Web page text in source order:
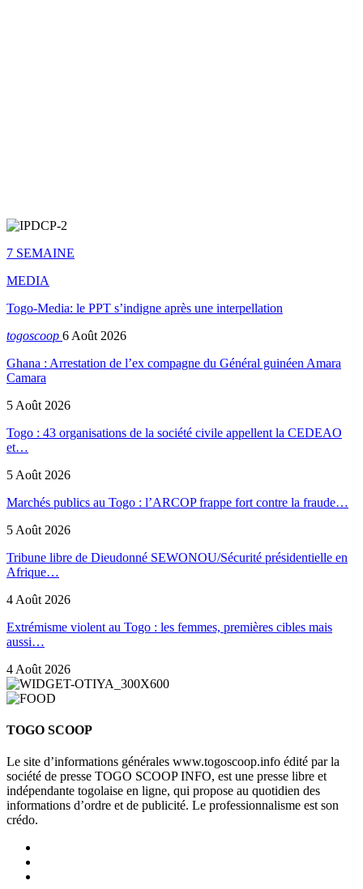
7 SEMAINE
MEDIA
Togo-Media: le PPT s’indigne après une interpellation
togoscoop 6 Août 2026
Ghana : Arrestation de l’ex compagne du Général guinéen Amara
Camara
5 Août 2026
Togo : 43 organisations de la société civile appellent la CEDEAO
et…
5 Août 2026
Marchés publics au Togo : l’ARCOP frappe fort contre la fraude…
5 Août 2026
Tribune libre de Dieudonné SEWONOU/Sécurité présidentielle en
Afrique…
4 Août 2026
Extrémisme violent au Togo : les femmes, premières cibles mais
aussi…
4 Août 2026
TOGO SCOOP
Le site d’informations générales www.togoscoop.info édité par la
société de presse TOGO SCOOP INFO, est une presse libre et
indépendante togolaise en ligne, qui propose au quotidien des
informations d’ordre et de publicité. Le professionnalisme est son
crédo.